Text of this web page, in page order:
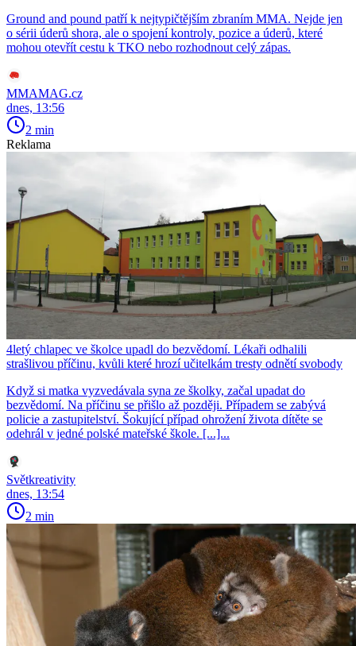
Ground and pound patří k nejtypičtějším zbraním MMA. Nejde jen
o sérii úderů shora, ale o spojení kontroly, pozice a úderů, které
mohou otevřít cestu k TKO nebo rozhodnout celý zápas.
MMAMAG.cz
dnes, 13:56
2 min
Reklama
4letý chlapec ve školce upadl do bezvědomí. Lékaři odhalili
strašlivou příčinu, kvůli které hrozí učitelkám tresty odnětí svobody
Když si matka vyzvedávala syna ze školky, začal upadat do
bezvědomí. Na příčinu se přišlo až později. Případem se zabývá
policie a zastupitelství. Šokující případ ohrožení života dítěte se
odehrál v jedné polské mateřské škole. [...]...
Světkreativity
dnes, 13:54
2 min